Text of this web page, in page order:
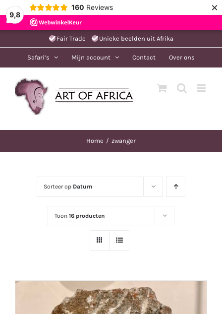
9,8
160 Reviews ×
naar
Fair Trade Unieke beelden uit Afrika
Safari’s Mijn account Contact Over ons
Home zwanger
Sorteer op Datum
Toon16 producten